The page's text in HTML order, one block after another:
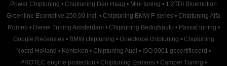
Power Chiptuning • Chiptuning Den Haag • Mini tuning • 1.2TDI Bluemotion
Greenline Ecomotive 250,00 incl. • Chiptuning BMW F-series • Chiptuning Alfa
Romeo • Diesel Tuning Amsterdam • Chiptuning Bedrijfsauto • Passat tuning •
Google Recensies • BMW chiptuning • Goedkope chiptuning • Chiptuning
Noord Holland • Kenteken • Chiptuning Audi • ISO 9001 gecertificeerd •
PROTEC engine protection • Chiptuning Eemnes • Camper Tuning •